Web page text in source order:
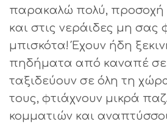
παρακαλώ πολύ, προσοχή
και στις νεράιδες μη σας
μπισκότα! Έχουν ήδη
πηδήματα από καναπέ σε
ταξιδεύουν σε όλη τη
τους, φτιάχνουν μικρά
κομματιών και